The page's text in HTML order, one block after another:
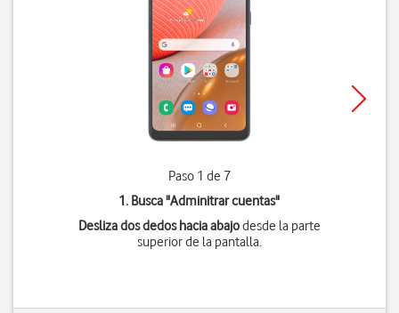
Paso 1 de 7
1. Busca "Adminitrar cuentas"
Desliza dos dedos hacia abajodesde la parte
superior de la pantalla.